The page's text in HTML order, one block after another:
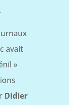
avait
»
Didier